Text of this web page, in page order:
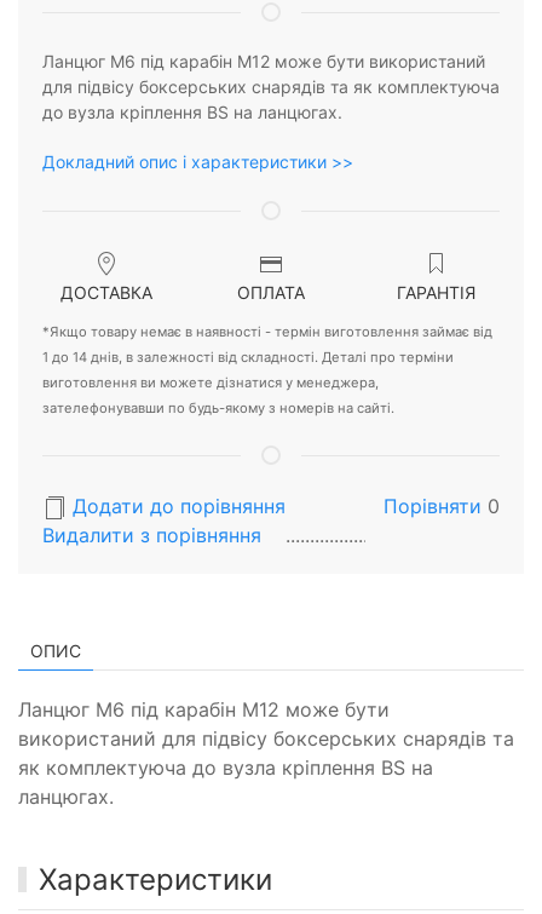
Ланцюг М6 під карабін М12 може бути використаний
для підвісу боксерських снарядів та як комплектуюча
до вузла кріплення BS на ланцюгах.
Докладний опис і характеристики >>
ДОСТАВКА ОПЛАТА ГАРАНТІЯ
*Якщо товару немає в наявності - термін виготовлення займає від
1 до 14 днів, в залежності від складності. Деталі про терміни
виготовлення ви можете дізнатися у менеджера,
зателефонувавши по будь-якому з номерів на сайті.
Додати до порівняння
Видалити з порiвняння
Порівняти 0
ОПИС
Ланцюг М6 під карабін М12 може бути
використаний для підвісу боксерських снарядів та
як комплектуюча до вузла кріплення BS на
ланцюгах.
Характеристики